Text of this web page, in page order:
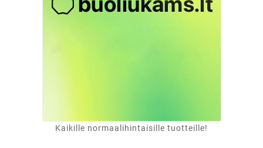
Kaikille normaalihintaisille tuotteille!